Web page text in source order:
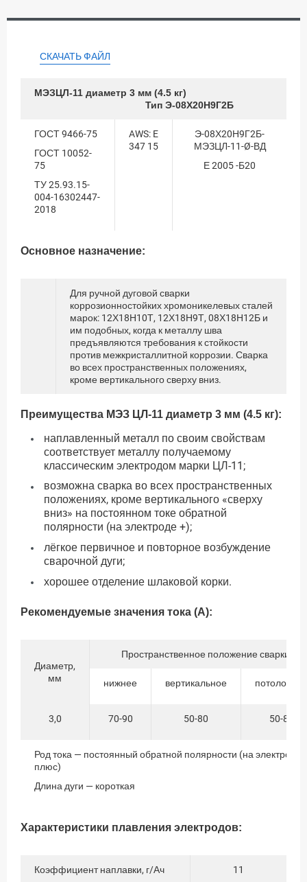
СКАЧАТЬ ФАЙЛ
МЭЗЦЛ-11 диаметр 3 мм (4.5 кг)
Тип Э-08Х20Н9Г2Б
ГОСТ 9466-75
ГОСТ 10052-
75
ТУ 25.93.15-
004-16302447-
2018
AWS: E
347 15
Э-08Х20Н9Г2Б-
МЭЗЦЛ-11-Ø-ВД
Е 2005 -Б20
Основное назначение:
Для ручной дуговой сварки
коррозионностойких хромоникелевых сталей
марок: 12Х18Н10Т, 12Х18Н9Т, 08Х18Н12Б и
им подобных, когда к металлу шва
предъявляются требования к стойкости
против межкристаллитной коррозии. Сварка
во всех пространственных положениях,
кроме вертикального сверху вниз.
Преимущества МЭЗ ЦЛ-11 диаметр 3 мм (4.5 кг):
наплавленный металл по своим свойствам
соответствует металлу получаемому
классическим электродом марки ЦЛ-11;
возможна сварка во всех пространственных
положениях, кроме вертикального «сверху
вниз» на постоянном токе обратной
полярности (на электроде +);
лёгкое первичное и повторное возбуждение
сварочной дуги;
хорошее отделение шлаковой корки.
Рекомендуемые значения тока (А):
Диаметр,
мм
Пространственное положение сварки
нижнее вертикальное потолочное
3,0 70-90 50-80 50-80
Род тока — постоянный обратной полярности (на электроде
плюс)
Длина дуги — короткая
Характеристики плавления электродов:
Коэффициент наплавки, г/Ач 11